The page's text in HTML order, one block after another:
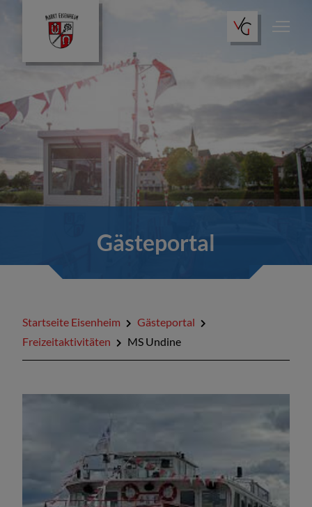
Gästeportal
Essen & Trinken
Veranstaltungen
Gästeportal
Startseite Eisenheim
Gästeportal
Freizeitaktivitäten
MS Undine